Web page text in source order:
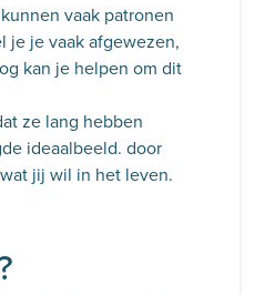
vaak patronen
je je vaak afgewezen,
kan je helpen om dit
ze lang hebben
ideaalbeeld. door
jij wil in het leven.